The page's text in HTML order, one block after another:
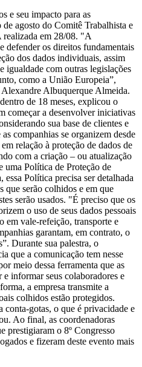
e seu impacto para as
agosto do Comitê Trabalhista e
em 28/08. "A
defender os direitos fundamentais
dos dados individuais, assim
igualdade com outras legislações
como a União Europeia”,
Alexandre Albuquerque Almeida.
de 18 meses, explicou o
começar a desenvolver iniciativas
sua base de clientes e
companhias se organizem desde
relação à proteção de dados de
com a criação – ou atualização
uma Política de Proteção de
Política precisa ser detalhada
que serão colhidos e em que
serão usados. "É preciso que os
o uso de seus dados pessoais
em vale-refeição, transporte e
garantam, em contrato, o
Durante sua palestra, o
que a comunicação tem nesse
meio dessa ferramenta que as
informar seus colaboradores e
a empresa transmite a
colhidos estão protegidos.
conta-gotas, o que é privacidade e
Ao final, as coordenadoras
prestigiaram o 8º Congresso
e fizeram deste evento mais